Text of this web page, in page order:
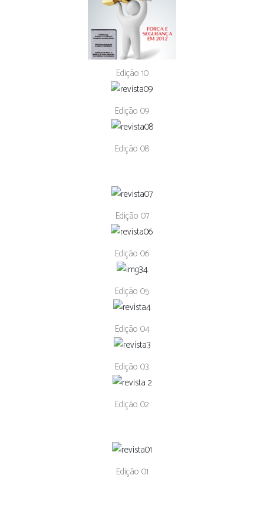
Edição 10
Edição 09
Edição 08
Edição 07
Edição 06
Edição 05
Edição 04
Edição 03
Edição 02
Edição 01